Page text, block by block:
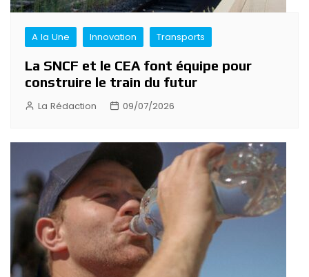
A la Une Innovation Transports
La SNCF et le CEA font équipe pour
construire le train du futur
La Rédaction 09/07/2026